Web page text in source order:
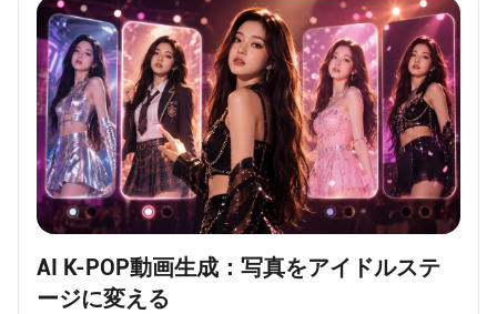
AI K-POP動画生成：写真をアイドルステ
ージに変える